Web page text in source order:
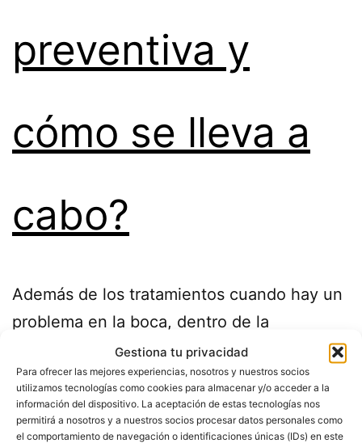
Gestiona tu privacidad
Para ofrecer las mejores experiencias, nosotros y nuestros socios
utilizamos tecnologías como cookies para almacenar y/o acceder a la
información del dispositivo. La aceptación de estas tecnologías nos
permitirá a nosotros y a nuestros socios procesar datos personales como
el comportamiento de navegación o identificaciones únicas (IDs) en este
preventiva y
cómo se lleva a
cabo?
Además de los tratamientos cuando hay un
problema en la boca, dentro de la
odontología hay otras ramas que pueden
ayudarnos a mejorar la salud de nuestros
dientes. Una de ellas es la odontología
preventiva, que se encarga del estudio de